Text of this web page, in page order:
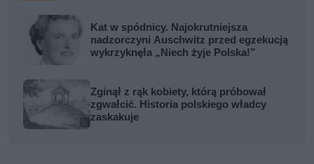
Kat w spódnicy. Najokrutniejsza
nadzorczyni Auschwitz przed egzekucją
wykrzyknęła „Niech żyje Polska!”
Zginął z rąk kobiety, którą próbował
zgwałcić. Historia polskiego władcy
zaskakuje